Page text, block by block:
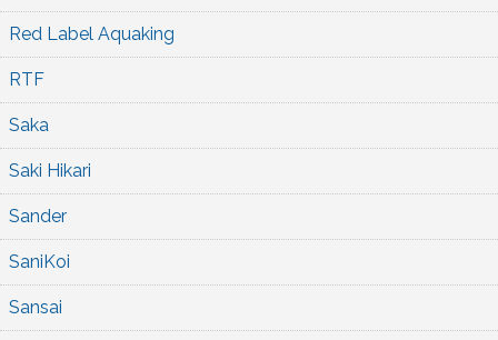
Red Label Aquaking
RTF
Saka
Saki Hikari
Sander
SaniKoi
Sansai